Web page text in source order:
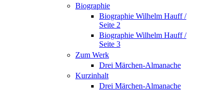
Biographie
Biographie Wilhelm Hauff /
Seite 2
Biographie Wilhelm Hauff /
Seite 3
Zum Werk
Drei Märchen-Almanache
Kurzinhalt
Drei Märchen-Almanache